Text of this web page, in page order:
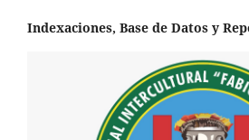
Indexaciones, Base de Datos y